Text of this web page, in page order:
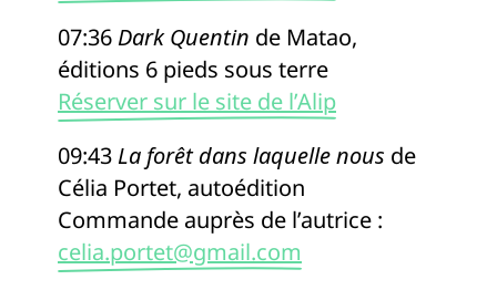
07:36 Dark Quentin de Matao,
éditions 6 pieds sous terre
Réserver sur le site de l’Alip
09:43 La forêt dans laquelle nous de
Célia Portet, autoédition
Commande auprès de l’autrice :
celia.portet@gmail.com